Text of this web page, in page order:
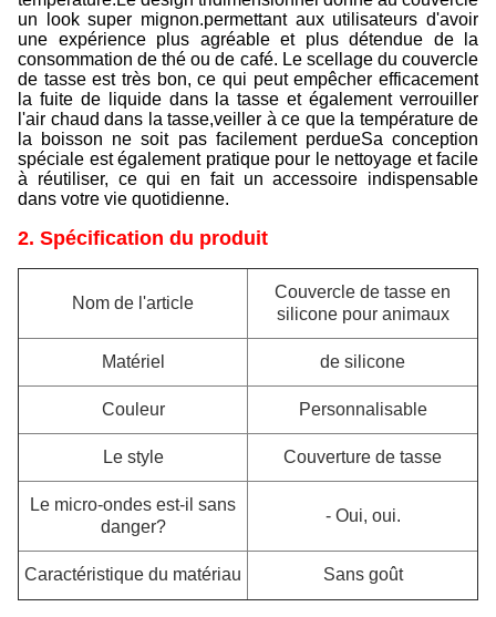
un look super mignon.permettant aux utilisateurs d'avoir
une expérience plus agréable et plus détendue de la
consommation de thé ou de café. Le scellage du couvercle
de tasse est très bon, ce qui peut empêcher efficacement
la fuite de liquide dans la tasse et également verrouiller
l'air chaud dans la tasse,veiller à ce que la température de
la boisson ne soit pas facilement perdueSa conception
spéciale est également pratique pour le nettoyage et facile
à réutiliser, ce qui en fait un accessoire indispensable
dans votre vie quotidienne.
2. Spécification du produit
Nom de l'article
Couvercle de tasse en
silicone pour animaux
Matériel de silicone
Couleur Personnalisable
Le style Couverture de tasse
Le micro-ondes est-il sans
danger?
- Oui, oui.
Caractéristique du matériau Sans goût